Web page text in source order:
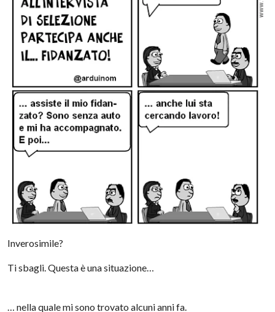
Inverosimile?
Ti sbagli. Questa è una situazione…
… nella quale mi sono trovato alcuni anni fa.